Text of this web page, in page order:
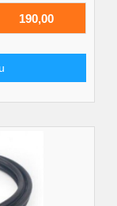
190,00